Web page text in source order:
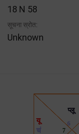
18 N 58
सूचना स्रोत:
Unknown